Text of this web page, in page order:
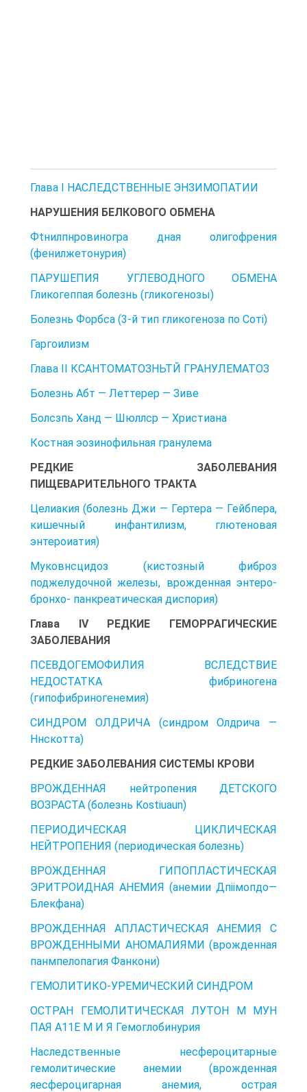
Глава I НАСЛЕДСТВЕННЫЕ ЭНЗИМОПАТИИ
НАРУШЕНИЯ БЕЛКОВОГО ОБМЕНА
Фtнилпнровиногра дная олигофрения
(фенилжетонурия)
ПАРУШЕПИЯ УГЛЕВОДНОГО ОБМЕНА
Гликогеппая болезнь (гликогенозы)
Болезнь Форбса (3-й тип гликогеноза по Соті)
Гаргоилизм
Глава II КСАНТОМАТОЗНЬТЙ ГРАНУЛЕМАТОЗ
Болезнь Абт — Леттерер — Зиве
Бοлсзпь Ханд — Шюллср — Христиана
Костная эозинофильная гранулема
РЕДКИЕ ЗАБОЛЕВАНИЯ
ПИЩЕВАРИТЕЛЬНОГО ТРАКТА
Целиакия (болезнь Джи — Гертера — Гейбпера,
кишечный инфантилизм, глютеновая
энтероиатия)
Муковнсцидоз (кистозный фиброз
поджелудочной железы, врожденная энтеро-
бронхо- панкреатическая диспория)
Глава IV РЕДКИЕ ГЕМОРРАГИЧЕСКИЕ
ЗАБОЛЕВАНИЯ
ПСЕВДОГЕМОФИЛИЯ ВСЛЕДСТВИЕ
НЕДОСТАТКА фибриногена
(гипофибриногенемия)
СИНДРОМ ОЛДРИЧА (синдром Олдрича —
Ннскотта)
РЕДКИЕ ЗАБОЛЕВАНИЯ СИСТЕМЫ КРОВИ
ВРОЖДЕННАЯ нейтропения ДЕТСКОГО
ВОЗРАСТА (болезнь Kostiuaun)
ПЕРИОДИЧЕСКАЯ ЦИКЛИЧЕСКАЯ
НЕЙТРОПЕНИЯ (периодическая болезнь)
ВРОЖДЕННАЯ ГИПОПЛАСТИЧЕСКАЯ
ЭРИТРОИДНАЯ АНЕМИЯ (анемии Дпіімопдо—
Блекфана)
ВРОЖДЕННАЯ АПЛАСТИЧЕСКАЯ АНЕМИЯ C
ВРОЖДЕННЫМИ АНОМАЛИЯМИ (врожденная
панмпелопагия Фанкони)
ГЕМОЛИТИКО-УРЕМИЧЕСКИЙ СИНДРОМ
OCTPAH ГЕМОЛИТИЧЕСКАЯ ЛУТОН M МУН
ПАЯ A11E M И Я Гемоглобинурия
Наследственные несфероцитарные
гемолитические анемии (врожденная
яесфероцигарная анемия, острая